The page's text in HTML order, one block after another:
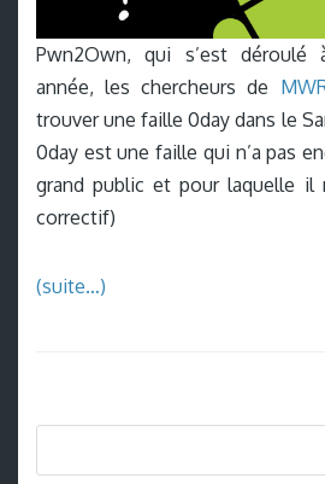
Pwn2Own, qui s’est déroulé
année, les chercheurs de MW
trouver une faille 0day dans le
0day est une faille qui n’a pas
grand public et pour laquelle il
correctif)
(suite…)